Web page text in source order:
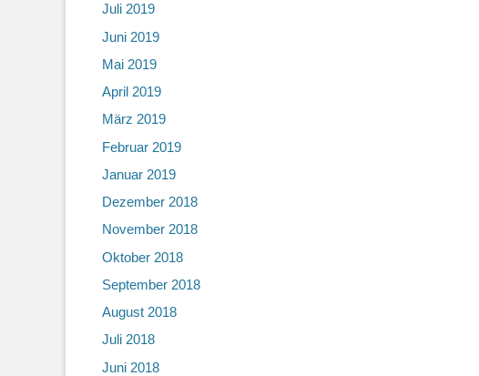
Juli 2019
Juni 2019
Mai 2019
April 2019
März 2019
Februar 2019
Januar 2019
Dezember 2018
November 2018
Oktober 2018
September 2018
August 2018
Juli 2018
Juni 2018